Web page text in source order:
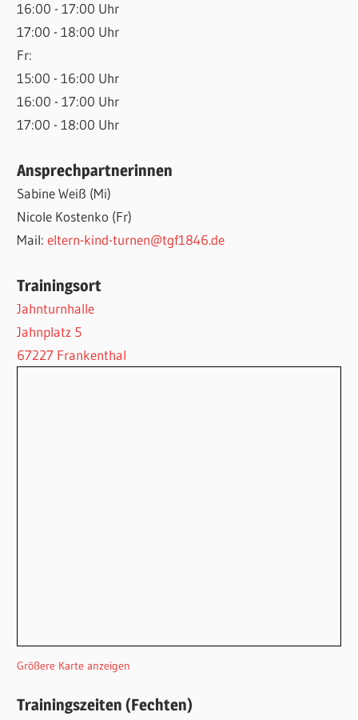
16:00 - 17:00 Uhr
17:00 - 18:00 Uhr
Fr:
15:00 - 16:00 Uhr
16:00 - 17:00 Uhr
17:00 - 18:00 Uhr
Ansprechpartnerinnen
Sabine Weiß (Mi)
Nicole Kostenko (Fr)
Mail:eltern-kind-turnen@tgf1846.de
Trainingsort
Jahnturnhalle
Jahnplatz 5
67227 Frankenthal
Größere Karte anzeigen
Trainingszeiten (Fechten)